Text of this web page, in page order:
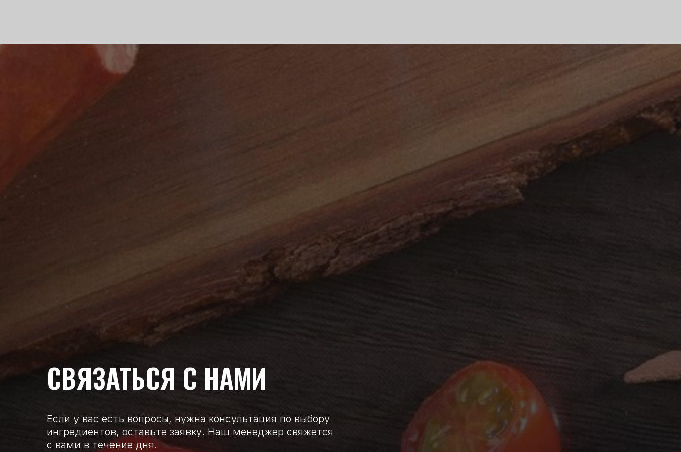
СВЯЗАТЬСЯ С НАМИ
Если у вас есть вопросы, нужна консультация по выбору
ингредиентов, оставьте заявку. Наш менеджер свяжется
с вами в течение дня.